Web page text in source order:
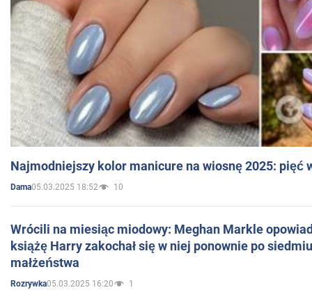
Najmodniejszy kolor manicure na wiosnę 2025: pięć
Dama05.03.2025 18:52 10
Wrócili na miesiąc miodowy: Meghan Markle
książę Harry zakochał się w niej ponownie po
małżeństwa
Rozrywka05.03.2025 16:20 1